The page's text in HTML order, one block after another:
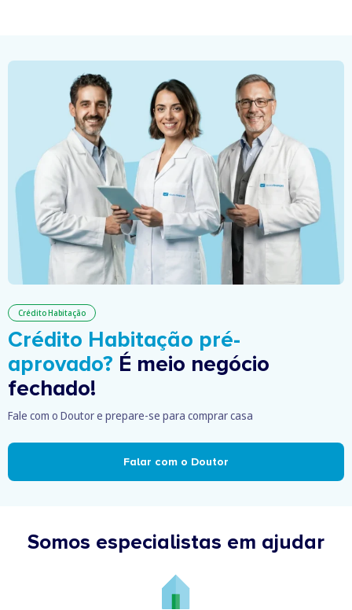
Crédito Habitação
Crédito Habitação pré-
aprovado? É meio negócio
fechado!
Fale com o Doutor e prepare-se para comprar casa
Falar com o Doutor
Somos especialistas em ajudar